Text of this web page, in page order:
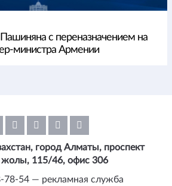
с переназначением на
министра Армении
город Алматы, проспект
115/46, офис 306
78-54 — рекламная служба